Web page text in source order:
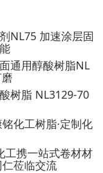
，经过多次升级
制造和数字化管
脂、醇酸树脂、
氨基树脂及封闭
广泛服务于光伏
、工业涂料及油
公司秉承“卓越
念，与客户一起
。公司与上海大
发中心，致力于
料研发，为新
NL75 加速涂层固
通用醇酸树脂NL
树脂 NL3129-70
化工树脂·定制化
工携一站式卷材材
莅临交流